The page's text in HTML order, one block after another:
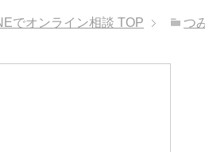
でオンライン相談 TOP つ